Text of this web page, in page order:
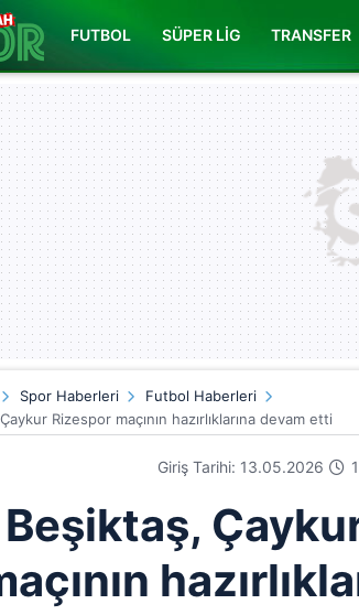
FUTBOL SÜPER LİG TRANSFER
Spor Haberleri
Futbol Haberleri
Rizespor maçının hazırlıklarına devam etti
Giriş Tarihi: 13.05.2026
Beşiktaş,